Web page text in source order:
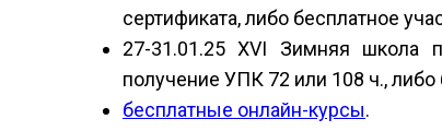
сертификата, либо бесплатное
27-31.01.25 XVI Зимняя школа
получение УПК 72 или 108 ч., либо
бесплатные онлайн-курсы.